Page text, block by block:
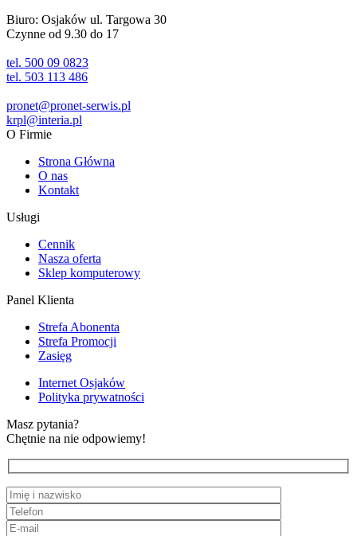
Biuro: Osjaków ul. Targowa 30
Czynne od 9.30 do 17
tel. 500 09 0823
tel. 503 113 486
pronet@pronet-serwis.pl
krpl@interia.pl
O Firmie
Strona Główna
O nas
Kontakt
Usługi
Cennik
Nasza oferta
Sklep komputerowy
Panel Klienta
Strefa Abonenta
Strefa Promocji
Zasięg
Internet Osjaków
Polityka prywatności
Masz pytania?
Chętnie na nie odpowiemy!